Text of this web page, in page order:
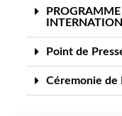
Point de
Céremonie de